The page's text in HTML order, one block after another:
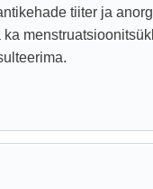
tiiter ja